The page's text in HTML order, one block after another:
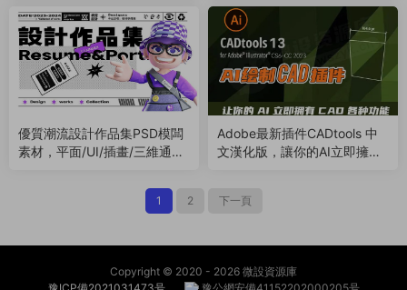
優質潮流設計作品集PSD模闆
素材，平面/UI/插畫/三維通
Adobe最新插件CADtools 中
文漢化版，讓你的AI立即擁有
1 2 下一頁
Copyright © 2020 - 2026 微設資源庫